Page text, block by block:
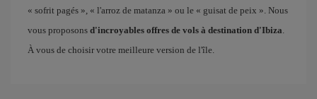
« sofrit pagés », « l'arroz de matanza » ou le « guisat de peix ». Nous
vous proposons d'incroyables offres de vols à destination d'Ibiza.
À vous de choisir votre meilleure version de l'île.